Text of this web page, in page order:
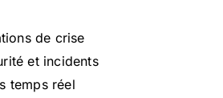
de crise
et incidents
temps réel